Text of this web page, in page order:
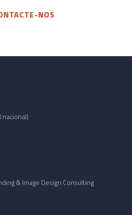
NOS
nacional)
& Image Design Consulting